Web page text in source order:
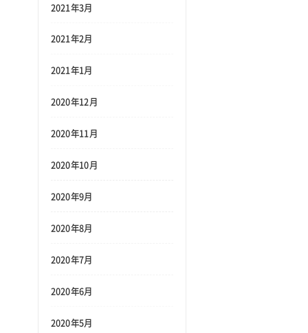
2021年3月
2021年2月
2021年1月
2020年12月
2020年11月
2020年10月
2020年9月
2020年8月
2020年7月
2020年6月
2020年5月